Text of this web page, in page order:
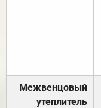
Межвенцовый
утеплитель